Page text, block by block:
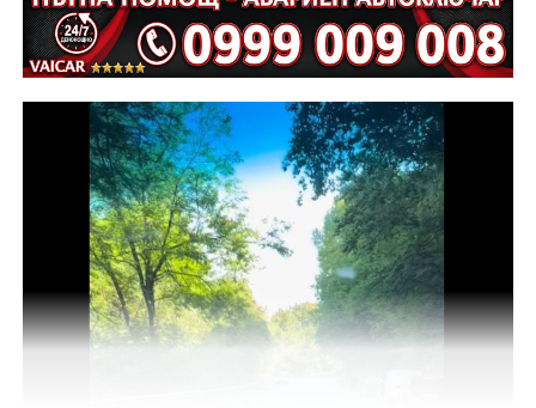
Предстои назначаването на автотехническа
експертиза относно причините и механизма на
възникналото пътнотранспортно произшествие.
На полицейските органи са възложени оперативно –
издирвателни мероприятия, свързани с
установяване на предходно преминали по трасето
на инкриминираната дата моторни превозни
средства, с евентуално последвало
компрометиране на пътната настилка.
Във връзка с изясняване на този въпрос предстои
назначаване на химическа експертиза на иззети в